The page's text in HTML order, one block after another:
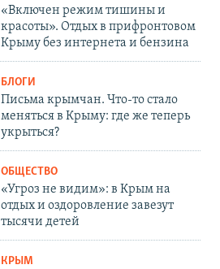
«Включен режим тишины и
красоты». Отдых в прифронтовом
Крыму без интернета и бензина
БЛОГИ
Письма крымчан. Что-то стало
меняться в Крыму: где же теперь
укрыться?
ОБЩЕСТВО
«Угроз не видим»: в Крым на
отдых и оздоровление завезут
тысячи детей
КРЫМ